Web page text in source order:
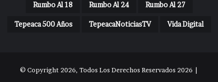
Rumbo Al 18 Rumbo Al 24 Rumbo Al 27
Tepeaca 500 Años TepeacaNoticiasTV Vida Digital
© Copyright 2026, Todos Los Derechos Reservados 2026 |